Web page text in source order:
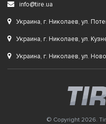
info@tire.ua
Украина, г. Николаев, ул.
Украина, г. Николаев, ул.
Украина, г. Николаев, ул.
© Copyright 2026.